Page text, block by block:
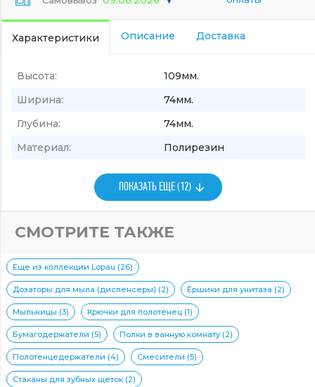
Характеристики Описание Доставка
Высота:
109мм.
Ширина:
74мм.
Глубина:
74мм.
Материал:
Полирезин
ПОКАЗАТЬ ЕЩЕ (12)
СМОТРИТЕ ТАКЖЕ
Еще из коллекции Lopau (26)
Дозаторы для мыла (диспенсеры) (2) Ершики для унитаза (2)
Мыльницы (3) Крючки для полотенец (1)
Бумагодержатели (5) Полки в ванную комнату (2)
Полотенцедержатели (4) Смесители (5)
Стаканы для зубных щеток (2)